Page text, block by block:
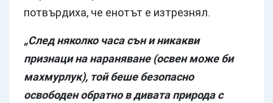
потвърдиха, че енотът е изтрезнял.
„След няколко часа сън и никакви
признаци на нараняване (освен може би
махмурлук), той беше безопасно
освободен обратно в дивата природа с